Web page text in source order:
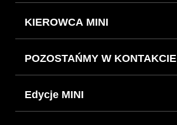
KIEROWCA MINI
POZOSTAŃMY W KONTAKCIE
Edycje MINI